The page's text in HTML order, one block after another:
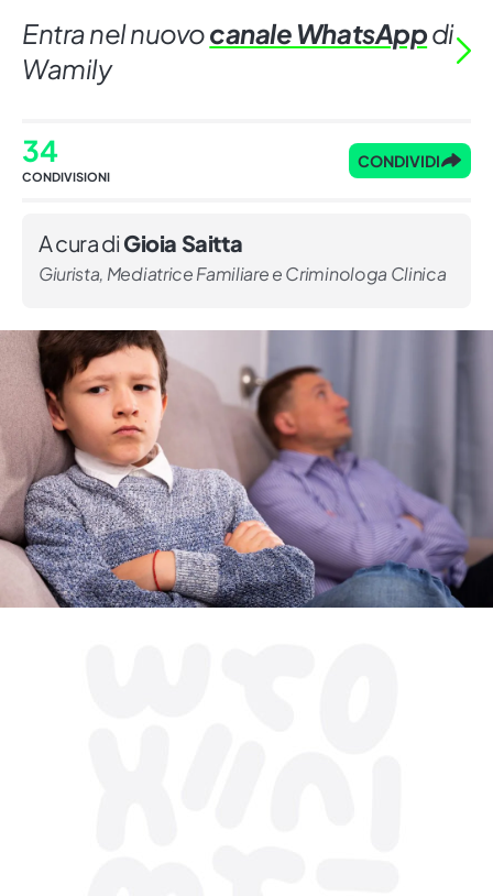
Entra nel nuovocanale WhatsAppdi
Wamily
34
CONDIVISIONI
CONDIVIDI
A cura di Gioia Saitta
Giurista, Mediatrice Familiare e Criminologa Clinica